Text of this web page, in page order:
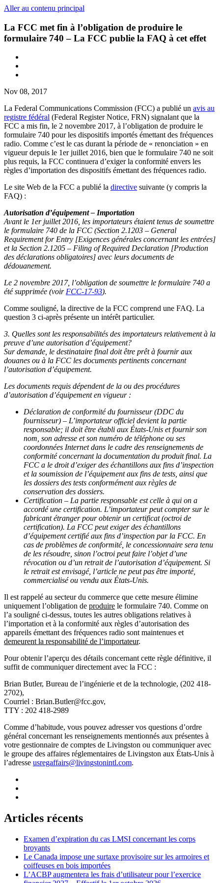
Aller au contenu principal
La FCC met fin à l’obligation de produire le
formulaire 740 – La FCC publie la FAQ à cet effet
Nov 08, 2017
La Federal Communications Commission (FCC) a publié un avis au
registre fédéral (Federal Register Notice, FRN) signalant que la
FCC a mis fin, le 2 novembre 2017, à l’obligation de produire le
formulaire 740 pour les dispositifs importés émettant des fréquences
radio. Comme c’est le cas durant la période de « renonciation » en
vigueur depuis le 1er juillet 2016, bien que le formulaire 740 ne soit
plus requis, la FCC continuera d’exiger la conformité envers les
règles d’importation des dispositifs émettant des fréquences radio.
Le site Web de la FCC a publié la directive suivante (y compris la
FAQ) :
Autorisation d’équipement – Importation
Avant le 1er juillet 2016, les importateurs étaient tenus de soumettre
le formulaire 740 de la FCC (Section 2.1203 – General
Requirement for Entry [Exigences générales concernant les entrées]
et la Section 2.1205 – Filing of Required Declaration [Production
des déclarations obligatoires] avec leurs documents de
dédouanement.
Le 2 novembre 2017, l’obligation de soumettre le formulaire 740 a
été supprimée (voirFCC-17-93).
Comme souligné, la directive de la FCC comprend une FAQ. La
question 3 ci-après présente un intérêt particulier.
3. Quelles sont les responsabilités des importateurs relativement à la
preuve d’une autorisation d’équipement?
Sur demande, le destinataire final doit être prêt à fournir aux
douanes ou à la FCC les documents pertinents concernant
l’autorisation d’équipement.
Les documents requis dépendent de la ou des procédures
d’autorisation d’équipement en vigueur :
Déclaration de conformité du fournisseur (DDC du
fournisseur) – L’importateur officiel devient la partie
responsable; il doit être établi aux États-Unis et fournir son
nom, son adresse et son numéro de téléphone ou ses
coordonnées Internet dans le cadre des renseignements de
conformité concernant la documentation du produit final. La
FCC a le droit d’exiger des échantillons aux fins d’inspection
et la soumission de l’équipement aux fins de tests, ainsi que
les dossiers des tests conformément aux règles de
conservation des dossiers.
Certification – La partie responsable est celle à qui on a
accordé une certification. L’importateur peut compter sur le
fabricant étranger pour obtenir un certificat (octroi de
certification). La FCC peut exiger des échantillons
d’équipement certifié aux fins d’inspection par la FCC. En
cas de problèmes de conformité, le concessionnaire sera tenu
de les résoudre, sinon l’octroi peut faire l’objet d’une
révocation ou d’un retrait de l’autorisation d’équipement. Si
le retrait est envisagé, l’article ne peut pas être importé,
commercialisé ou vendu aux États-Unis.
Il est rappelé au secteur du commerce que cette mesure élimine
uniquement l’obligation de produire le formulaire 740. Comme on
l’a souligné ci-dessus, toutes les autres obligations relatives à
l’importation et à la conformité aux règles d’autorisation des
appareils émettant des fréquences radio sont maintenues et
demeurent la responsabilité de l’importateur.
Pour obtenir l’aperçu des détails concernant cette règle définitive, il
suffit de communiquer directement avec la FCC :
Brian Butler, Bureau de l’ingénierie et de la technologie, (202 418-
2702),
Courriel : Brian.Butler@fcc.gov,
TTY : 202 418-2989
Comme d’habitude, vous pouvez adresser vos questions d’ordre
général concernant les renseignements mentionnés aux présentes à
votre gestionnaire de comptes de Livingston ou communiquer avec
le groupe des affaires réglementaires de Livingston aux États-Unis à
l’adresse usregaffairs@livingstonintl.com.
Articles récents
Examen d’expiration du cas LMSI concernant les corps
broyants
Le Canada impose une surtaxe provisoire sur les armoires et
coiffeuses en bois importées
L’ACBP augmentera les frais d’utilisateur pour l’exercice